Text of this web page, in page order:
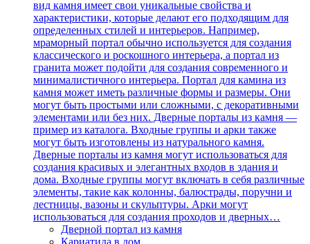
вид камня имеет свои уникальные свойства и
характеристики, которые делают его подходящим для
определенных стилей и интерьеров. Например,
мраморный портал обычно используется для создания
классического и роскошного интерьера, а портал из
гранита может подойти для создания современного и
минималистичного интерьера. Портал для камина из
камня может иметь различные формы и размеры. Они
могут быть простыми или сложными, с декоративными
элементами или без них. Дверные порталы из камня —
пример из каталога. Входные группы и арки также
могут быть изготовлены из натурального камня.
Дверные порталы из камня могут использоваться для
создания красивых и элегантных входов в здания и
дома. Входные группы могут включать в себя различные
элементы, такие как колонны, балюстрады, поручни и
лестницы, вазоны и скульптуры. Арки могут
использоваться для создания проходов и дверных…
Дверной портал из камня
Кариатида в дом